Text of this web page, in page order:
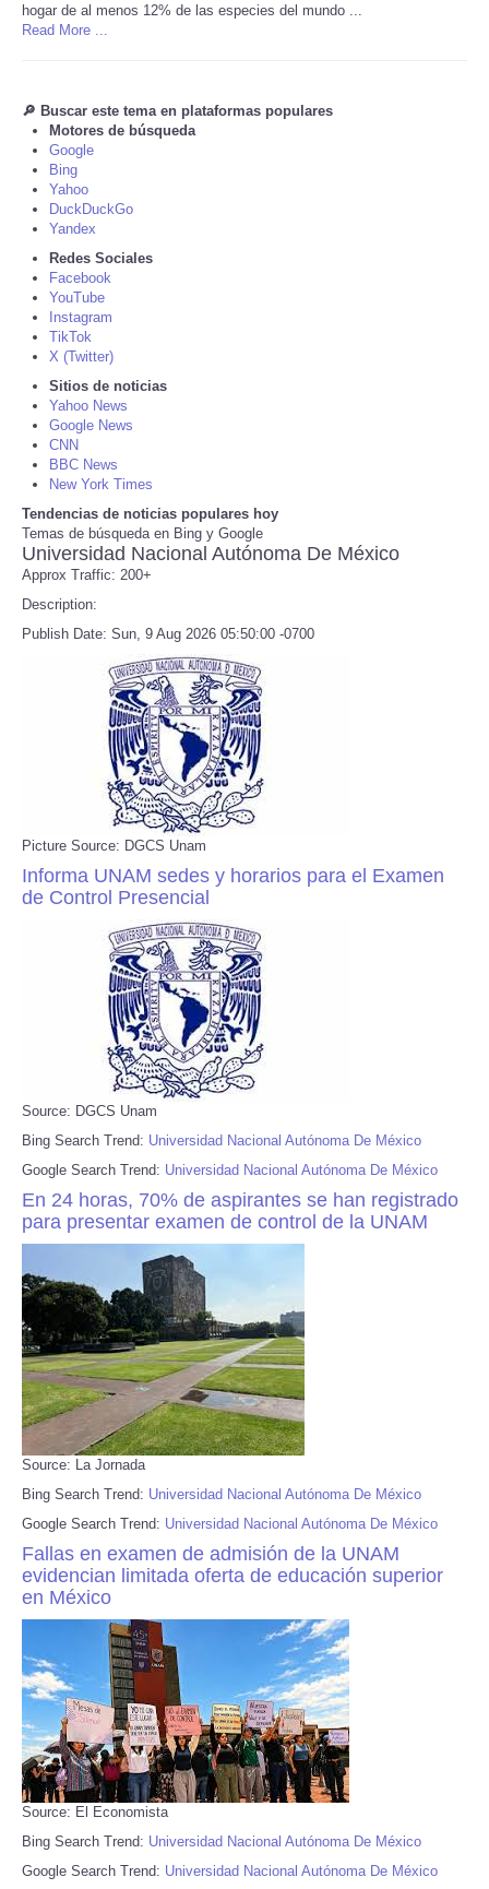
Tiempo
CARTOONS
CONTACT
SEARCH
SHOPPING
Daily Deals
RobinsPost Store
Refund Policy
hogar de al menos 12% de las especies del mundo ...
Read More ...
🔎 Buscar este tema en plataformas populares
Motores de búsqueda
Google
Bing
Yahoo
DuckDuckGo
Yandex
Redes Sociales
Facebook
YouTube
Instagram
TikTok
X (Twitter)
Sitios de noticias
Yahoo News
Google News
CNN
BBC News
New York Times
Tendencias de noticias populares hoy
Temas de búsqueda en Bing y Google
Universidad Nacional Autónoma De México
Approx Traffic: 200+
Description:
Publish Date: Sun, 9 Aug 2026 05:50:00 -0700
Picture Source: DGCS Unam
Informa UNAM sedes y horarios para el Examen
de Control Presencial
Source: DGCS Unam
Bing Search Trend: Universidad Nacional Autónoma De México
Google Search Trend: Universidad Nacional Autónoma De México
En 24 horas, 70% de aspirantes se han registrado
para presentar examen de control de la UNAM
Source: La Jornada
Bing Search Trend: Universidad Nacional Autónoma De México
Google Search Trend: Universidad Nacional Autónoma De México
Fallas en examen de admisión de la UNAM
evidencian limitada oferta de educación superior
en México
Source: El Economista
Bing Search Trend: Universidad Nacional Autónoma De México
Google Search Trend: Universidad Nacional Autónoma De México